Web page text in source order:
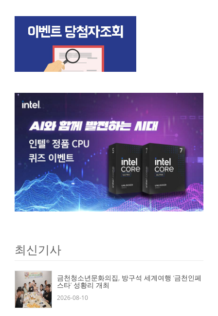
최신기사
금천청소년문화의집, 방구석 세계여행 ‘금천인페
스타’ 성황리 개최
2026-08-10